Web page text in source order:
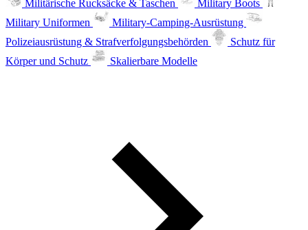
Militärische Rucksäcke & Taschen
Military Boots
Military Uniformen
Military-Camping-Ausrüstung
Polizeiausrüstung & Strafverfolgungsbehörden
Schutz für
Körper und Schutz
Skalierbare Modelle